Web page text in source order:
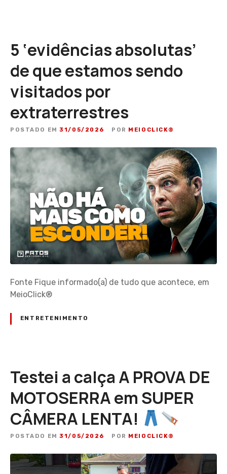
5 ‘evidências absolutas’
de que estamos sendo
visitados por
extraterrestres
POSTADO EM 31/05/2026 POR MEIOCLICK®
Fonte Fique informado(a) de tudo que acontece, em
MeioClick®
ENTRETENIMENTO
Testei a calça A PROVA DE
MOTOSERRA em SUPER
CÂMERA LENTA!
POSTADO EM 31/05/2026 POR MEIOCLICK®